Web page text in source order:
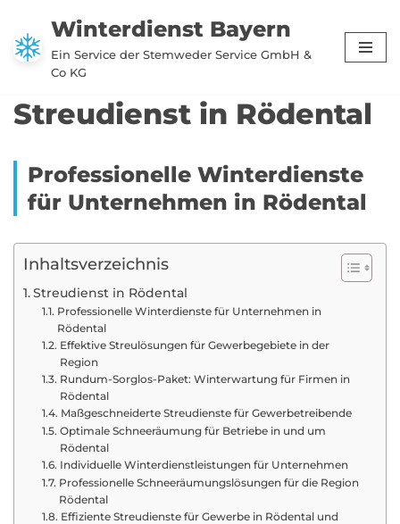
Zum
Inhalt
Winterdienst Bayern
Ein Service der Stemweder Service GmbH &
Co KG
Streudienst in Rödental
Professionelle Winterdienste
für Unternehmen in Rödental
Inhaltsverzeichnis
Streudienst in Rödental
Professionelle Winterdienste für Unternehmen in
Rödental
Effektive Streulösungen für Gewerbegebiete in der
Region
Rundum-Sorglos-Paket: Winterwartung für Firmen in
Rödental
Maßgeschneiderte Streudienste für Gewerbetreibende
Optimale Schneeräumung für Betriebe in und um
Rödental
Individuelle Winterdienstleistungen für Unternehmen
Professionelle Schneeräumungslösungen für die Region
Rödental
Effiziente Streudienste für Gewerbe in Rödental und